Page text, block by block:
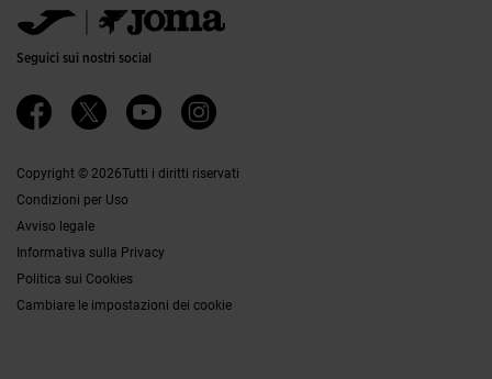
FAQs
Canale etico
Responsabilità aziendale
Lavora con noi
Canale Etico
Jomanet
Area Marketing
Contatti
Seguici sui nostri social
Copyright © 2026Tutti i diritti riservati
Condizioni per Uso
Avviso legale
Informativa sulla Privacy
Politica sui Cookies
Cambiare le impostazioni dei cookie